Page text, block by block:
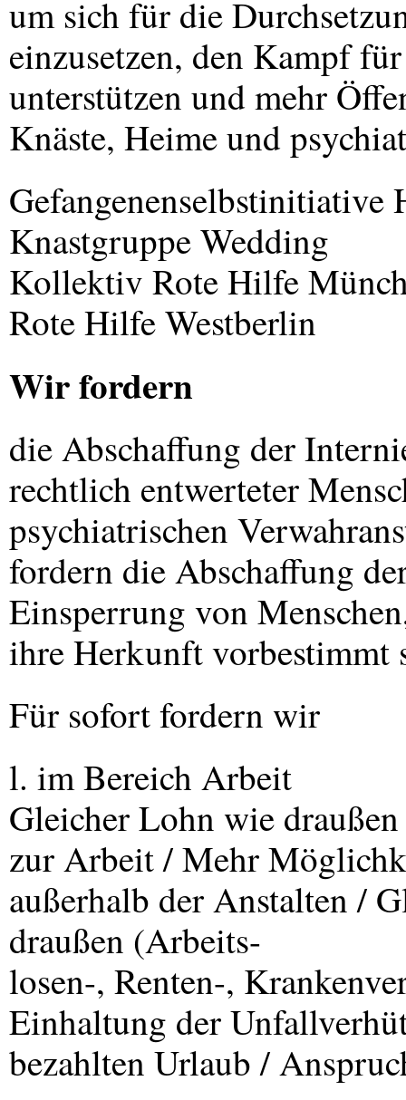
um sich für die
einzusetzen, den Kampf
unterstützen und mehr
Knäste, Heime und
Gefangenenselbstinitiative
Knastgruppe Wedding
Kollektiv Rote Hilfe
Rote Hilfe Westberlin
Wir fordern
die Abschaffung der
rechtlich entwerteter
psychiatrischen
fordern die Abschaffung
Einsperrung von
ihre Herkunft vorbestimmt
Für sofort fordern wir
l. im Bereich Arbeit
Gleicher Lohn wie
zur Arbeit / Mehr
außerhalb der Anstalten /
draußen (Arbeits-
losen-, Renten-,
Einhaltung der
bezahlten Urlaub /